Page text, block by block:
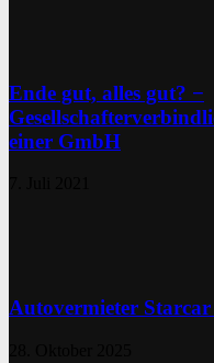
Ende gut, alles gut? −
einer GmbH
Autovermieter